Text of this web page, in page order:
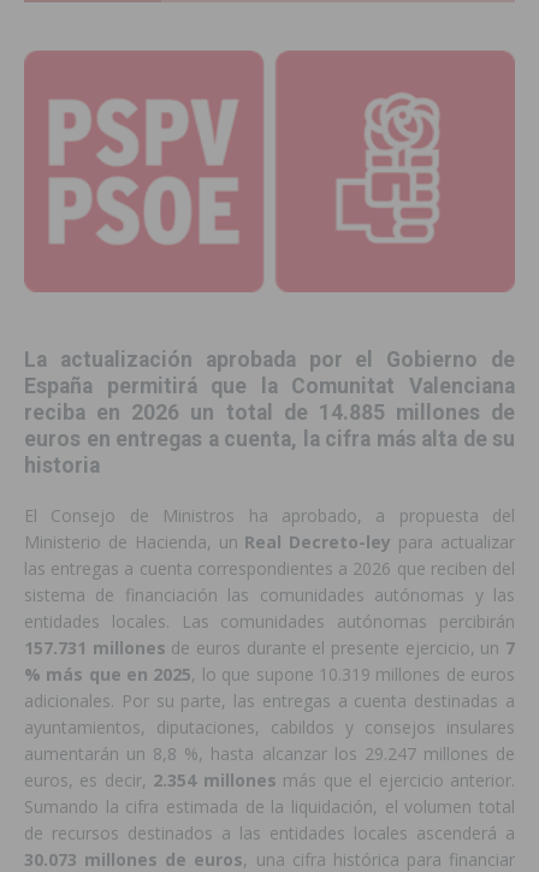
La actualización aprobada por el Gobierno de
España permitirá que la Comunitat Valenciana
reciba en 2026 un total de 14.885 millones de
euros en entregas a cuenta, la cifra más alta de su
historia
El Consejo de Ministros ha aprobado, a propuesta del
Ministerio de Hacienda, un Real Decreto-ley para actualizar
las entregas a cuenta correspondientes a 2026 que reciben del
sistema de financiación las comunidades autónomas y las
entidades locales. Las comunidades autónomas percibirán
157.731 millones de euros durante el presente ejercicio, un 7
% más que en 2025, lo que supone 10.319 millones de euros
adicionales. Por su parte, las entregas a cuenta destinadas a
ayuntamientos, diputaciones, cabildos y consejos insulares
aumentarán un 8,8 %, hasta alcanzar los 29.247 millones de
euros, es decir, 2.354 millones más que el ejercicio anterior.
Sumando la cifra estimada de la liquidación, el volumen total
de recursos destinados a las entidades locales ascenderá a
30.073 millones de euros, una cifra histórica para financiar